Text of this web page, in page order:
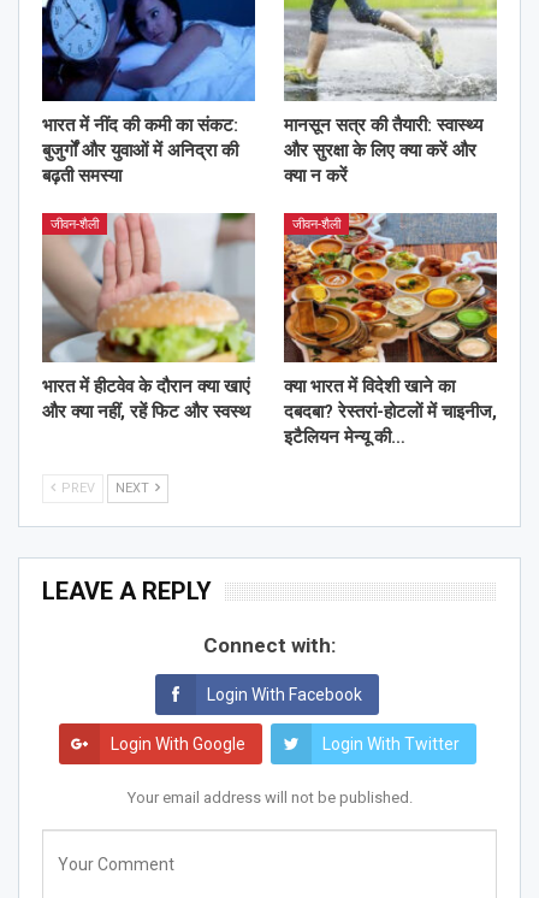
भारत में नींद की कमी का संकट:
बुजुर्गों और युवाओं में अनिद्रा की
बढ़ती समस्या
मानसून सत्र की तैयारी: स्वास्थ्य
और सुरक्षा के लिए क्या करें और
क्या न करें
जीवन-शैली
भारत में हीटवेव के दौरान क्या खाएं
और क्या नहीं, रहें फिट और स्वस्थ
जीवन-शैली
क्या भारत में विदेशी खाने का
दबदबा? रेस्तरां-होटलों में चाइनीज,
इटैलियन मेन्यू की…
PREV NEXT
LEAVE A REPLY
Connect with:
Login With Facebook
Login With Google Login With Twitter
Your email address will not be published.